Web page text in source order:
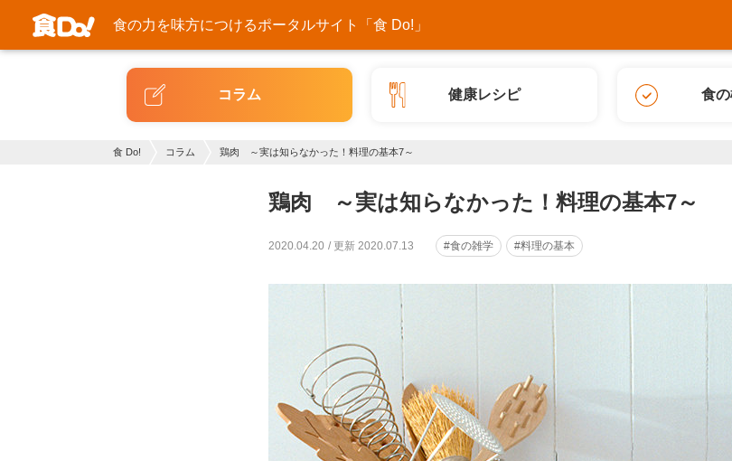
食の力を味方につけるポータルサイト「食 Do!」
コラム 健康レシピ 食
食 Do! コラム 鶏肉 ～実は知らなかった！料理の基本7～
鶏肉 ～実は知らなかった！料理の基本7～
2020.04.20 更新 2020.07.13 #食の雑学 #料理の基本